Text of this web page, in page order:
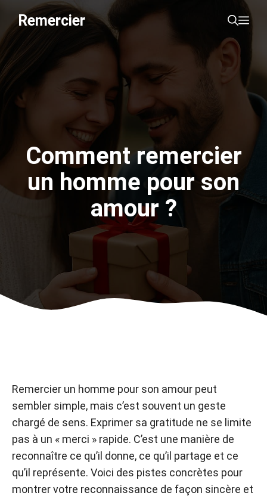
au
contenu
Remercier
Comment remercier
un homme pour son
amour ?
Remercier un homme pour son amour peut
sembler simple, mais c’est souvent un geste
chargé de sens. Exprimer sa gratitude ne se limite
pas à un « merci » rapide. C’est une manière de
reconnaître ce qu’il donne, ce qu’il partage et ce
qu’il représente. Voici des pistes concrètes pour
montrer votre reconnaissance de façon sincère et